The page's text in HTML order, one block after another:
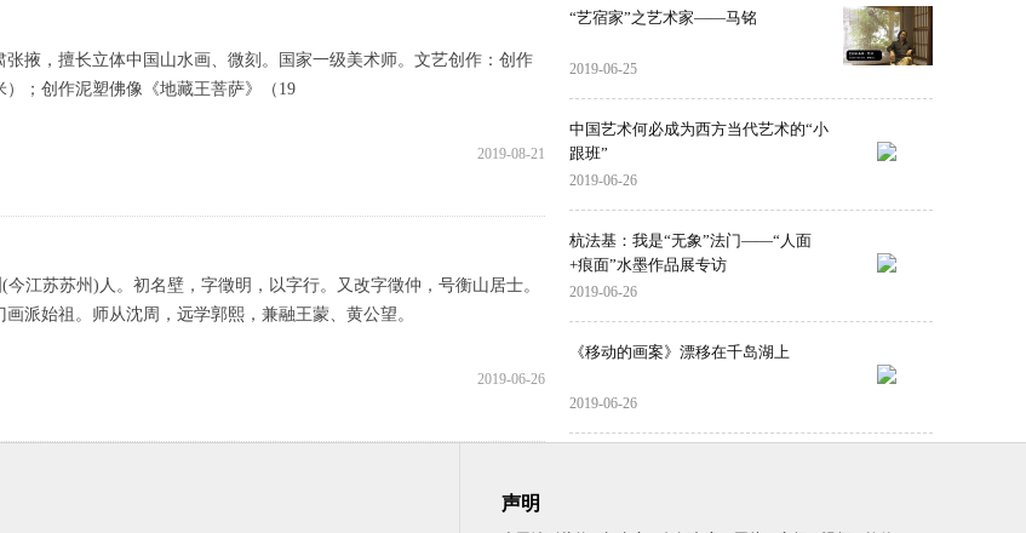
掖，擅长立体中国山水画、微刻。国家一级美术师。​文艺创作：创作
；创作泥塑佛像《地藏王菩萨》（19
2019-08-21
江苏苏州)人。初名壁，字徵明，以字行。又改字徵仲，号衡山居士。
派始祖。师从沈周，远学郭熙，兼融王蒙、黄公望。
2019-06-26
“艺宿家”之艺术家——马铭
2019-06-25
中国艺术何必成为西方当代艺术的“小
跟班”
2019-06-26
杭法基：我是“无象”法门——“人面
+痕面”水墨作品展专访
2019-06-26
《移动的画案》漂移在千岛湖上
2019-06-26
声明